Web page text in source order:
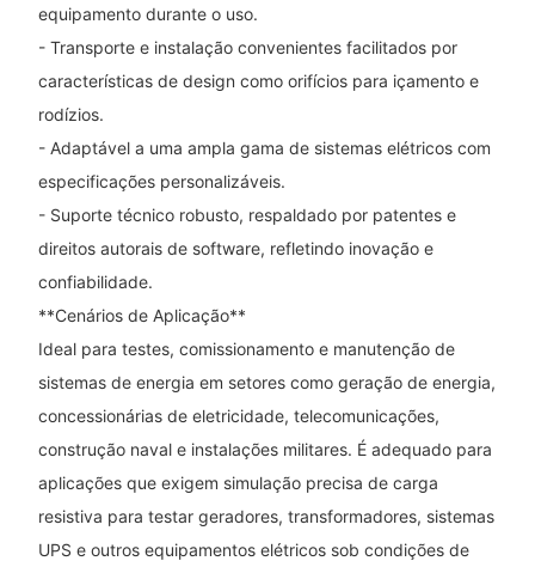
equipamento durante o uso.
- Transporte e instalação convenientes facilitados por
características de design como orifícios para içamento e
rodízios.
- Adaptável a uma ampla gama de sistemas elétricos com
especificações personalizáveis.
- Suporte técnico robusto, respaldado por patentes e
direitos autorais de software, refletindo inovação e
confiabilidade.
**Cenários de Aplicação**
Ideal para testes, comissionamento e manutenção de
sistemas de energia em setores como geração de energia,
concessionárias de eletricidade, telecomunicações,
construção naval e instalações militares. É adequado para
aplicações que exigem simulação precisa de carga
resistiva para testar geradores, transformadores, sistemas
UPS e outros equipamentos elétricos sob condições de